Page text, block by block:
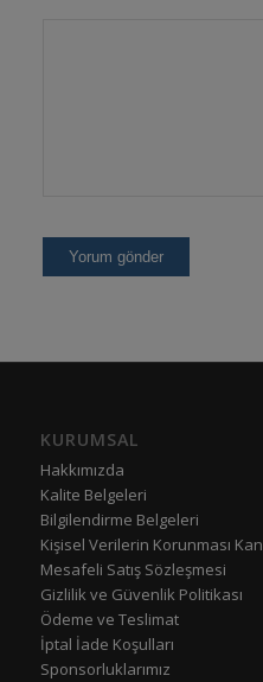
KURUMSAL
Hakkımızda
Kalite Belgeleri
Bilgilendirme Belgeleri
Kişisel Verilerin Korunması
Mesafeli Satış Sözleşmesi
Gizlilik ve Güvenlik Politikası
Ödeme ve Teslimat
İptal İade Koşulları
Sponsorluklarımız